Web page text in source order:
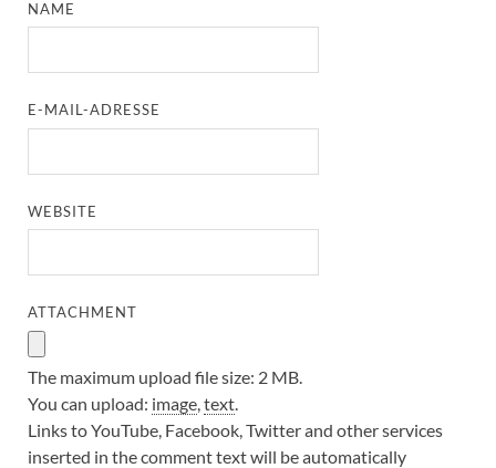
NAME
E-MAIL-ADRESSE
WEBSITE
ATTACHMENT
The maximum upload file size: 2 MB.
You can upload: image,text.
Links to YouTube, Facebook, Twitter and other services
inserted in the comment text will be automatically